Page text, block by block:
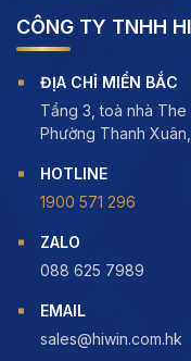
CÔNG TY TNHH
ĐỊA CHỈ MIỀN BẮC
Tầng 3, toà nhà The
Phường Thanh
HOTLINE
1900 571 296
ZALO
088 625 7989
EMAIL
sales@hiwin.com.hk